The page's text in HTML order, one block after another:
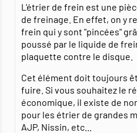
L'étrier de frein est une
de freinage. En effet, on y
frein qui y sont "pincées"
poussé par le liquide de
plaquette contre le disque.
Cet élément doit toujours
fuire. Si vous souhaitez le
économique, il existe de
pour les étrier de grandes
AJP, Nissin, etc...